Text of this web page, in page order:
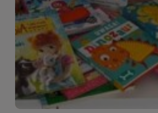
do częstych odwiedzin – nowości
niemal każdego tygodnia! Dzięki tej
zawsze będziesz wiedzieć, co warto
jako pierwsze.
WIĘCEJ